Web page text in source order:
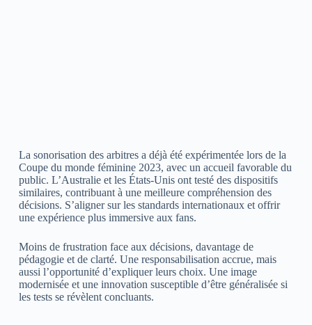
La sonorisation des arbitres a déjà été expérimentée lors de la
Coupe du monde féminine 2023, avec un accueil favorable du
public. L’Australie et les États-Unis ont testé des dispositifs
similaires, contribuant à une meilleure compréhension des
décisions. S’aligner sur les standards internationaux et offrir
une expérience plus immersive aux fans.
Moins de frustration face aux décisions, davantage de
pédagogie et de clarté. Une responsabilisation accrue, mais
aussi l’opportunité d’expliquer leurs choix. Une image
modernisée et une innovation susceptible d’être généralisée si
les tests se révèlent concluants.